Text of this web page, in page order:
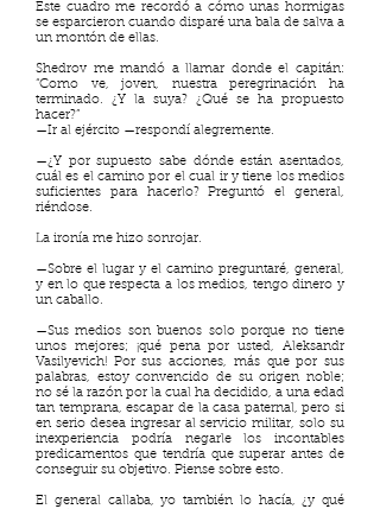
Este cuadro me recordó a cómo unas hormigas
se esparcieron cuando disparé una bala de salva a
un montón de ellas.
Shedrov me mandó a llamar donde el capitán:
“Como ve, joven, nuestra peregrinación ha
terminado. ¿Y la suya? ¿Qué se ha propuesto
hacer?”
—Ir al ejército —respondí alegremente.
—¿Y por supuesto sabe dónde están asentados,
cuál es el camino por el cual ir y tiene los medios
suficientes para hacerlo? Preguntó el general,
riéndose.
La ironía me hizo sonrojar.
—Sobre el lugar y el camino preguntaré, general,
y en lo que respecta a los medios, tengo dinero y
un caballo.
—Sus medios son buenos solo porque no tiene
unos mejores; ¡qué pena por usted, Aleksandr
Vasilyevich! Por sus acciones, más que por sus
palabras, estoy convencido de su origen noble;
no sé la razón por la cual ha decidido, a una edad
tan temprana, escapar de la casa paternal, pero si
en serio desea ingresar al servicio militar, solo su
inexperiencia podría negarle los incontables
predicamentos que tendría que superar antes de
conseguir su objetivo. Piense sobre esto.
El general callaba, yo también lo hacía, ¿y qué